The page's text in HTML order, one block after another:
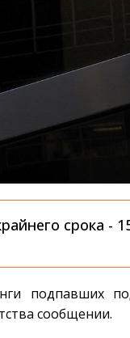
срока -
подпавших
сообщении.